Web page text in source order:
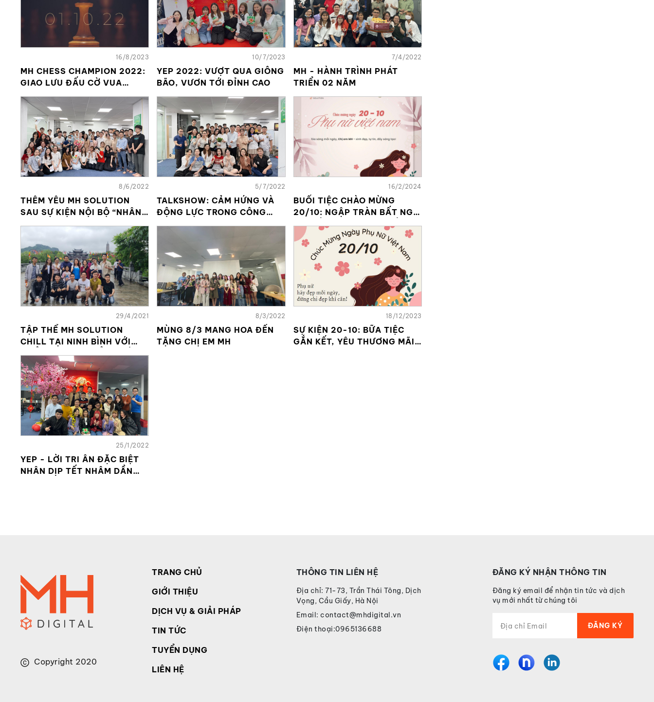
16/8/2023
MH CHESS CHAMPION 2022:
GIAO LƯU ĐẤU CỜ VUA
MỪNG THÁNG THÀNH LẬP
CÔNG ĐOÀN
10/7/2023
YEP 2022: VƯỢT QUA GIÔNG
BÃO, VƯƠN TỚI ĐỈNH CAO
7/4/2022
MH - HÀNH TRÌNH PHÁT
TRIỂN 02 NĂM
8/6/2022
THÊM YÊU MH SOLUTION
SAU SỰ KIỆN NỘI BỘ “NHÂN
VIÊN HẠNH PHÚC”
5/7/2022
TALKSHOW: CẢM HỨNG VÀ
ĐỘNG LỰC TRONG CÔNG
VIỆC
16/2/2024
BUỔI TIỆC CHÀO MỪNG
20/10: NGẬP TRÀN BẤT NGỜ
VÀ NIỀM VUI TỪ CÁC ĐẤNG
MÀY RÂU! ?
29/4/2021
TẬP THỂ MH SOLUTION
CHILL TẠI NINH BÌNH VỚI
BUỔI DÃ NGOẠI TỔNG KẾT
QUÝ I
8/3/2022
MÙNG 8/3 MANG HOA ĐẾN
TẶNG CHỊ EM MH
18/12/2023
SỰ KIỆN 20-10: BỮA TIỆC
GẮN KẾT, YÊU THƯƠNG MÃI
25/1/2022
YEP - LỜI TRI ÂN ĐẶC BIỆT
NHÂN DỊP TẾT NHÂM DẦN
Copyright 2020
TRANG CHỦ
GIỚI THIỆU
DỊCH VỤ & GIẢI PHÁP
TIN TỨC
TUYỂN DỤNG
LIÊN HỆ
THÔNG TIN LIÊN HỆ
Địa chỉ:71-73, Trần Thái Tông, Dịch
Vọng, Cầu Giấy, Hà Nội
Email: contact@mhdigital.vn
Điện thoại:0965136688
ĐĂNG KÝ NHẬN THÔNG TIN
Đăng ký email để nhận tin tức và dịch
vụ mới nhất từ chúng tôi
ĐĂNG KÝ